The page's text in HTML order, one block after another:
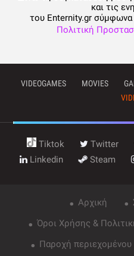
και τις
του Enternity.gr σύμφωνα
Πολιτική
VIDEOGAMES MOVIES
Tiktok Twitter
Linkedin
Steam
Αρχική
Όροι Χρήσης &
Παροχή περιεχομένου